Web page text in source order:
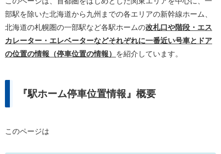
部駅を除いた北海道から九州までの各エリアの新幹線ホーム、
北海道の札幌圏の一部駅など各駅ホームの改札口や階段・エス
カレーター・エレベーターなどそれぞれに一番近い号車とドア
の位置の情報（停車位置の情報）
を紹介しています。
『駅ホーム停車位置情報』概要
このページは